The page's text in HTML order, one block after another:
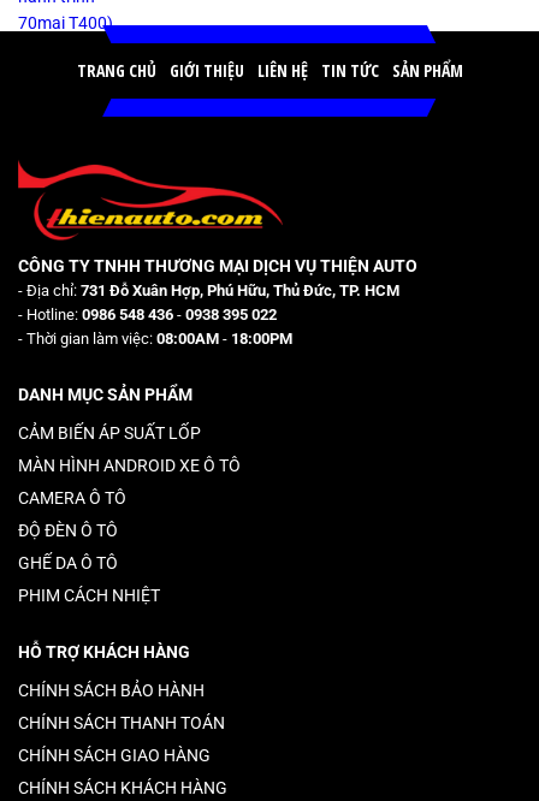
TRANG CHỦ GIỚI THIỆU LIÊN HỆ TIN TỨC SẢN PHẨM
CÔNG TY TNHH THƯƠNG MẠI DỊCH VỤ THIỆN AUTO
- Địa chỉ: 731 Đỗ Xuân Hợp, Phú Hữu, Thủ Đức, TP. HCM
- Hotline: 0986 548 436 - 0938 395 022
- Thời gian làm việc: 08:00AM - 18:00PM
DANH MỤC SẢN PHẨM
CẢM BIẾN ÁP SUẤT LỐP
MÀN HÌNH ANDROID XE Ô TÔ
CAMERA Ô TÔ
ĐỘ ĐÈN Ô TÔ
GHẾ DA Ô TÔ
PHIM CÁCH NHIỆT
HỖ TRỢ KHÁCH HÀNG
CHÍNH SÁCH BẢO HÀNH
CHÍNH SÁCH THANH TOÁN
CHÍNH SÁCH GIAO HÀNG
CHÍNH SÁCH KHÁCH HÀNG